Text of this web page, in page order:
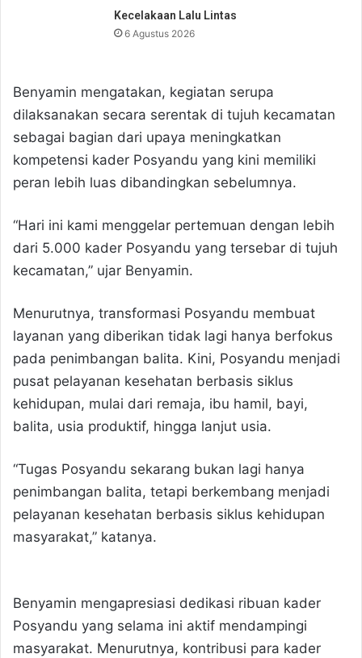
Kecelakaan Lalu Lintas
6 Agustus 2026
Benyamin mengatakan, kegiatan serupa
dilaksanakan secara serentak di tujuh kecamatan
sebagai bagian dari upaya meningkatkan
kompetensi kader Posyandu yang kini memiliki
peran lebih luas dibandingkan sebelumnya.
“Hari ini kami menggelar pertemuan dengan lebih
dari 5.000 kader Posyandu yang tersebar di tujuh
kecamatan,” ujar Benyamin.
Menurutnya, transformasi Posyandu membuat
layanan yang diberikan tidak lagi hanya berfokus
pada penimbangan balita. Kini, Posyandu menjadi
pusat pelayanan kesehatan berbasis siklus
kehidupan, mulai dari remaja, ibu hamil, bayi,
balita, usia produktif, hingga lanjut usia.
“Tugas Posyandu sekarang bukan lagi hanya
penimbangan balita, tetapi berkembang menjadi
pelayanan kesehatan berbasis siklus kehidupan
masyarakat,” katanya.
Benyamin mengapresiasi dedikasi ribuan kader
Posyandu yang selama ini aktif mendampingi
masyarakat. Menurutnya, kontribusi para kader